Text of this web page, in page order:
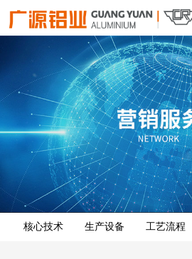
核心技术 生产设备 工艺流程